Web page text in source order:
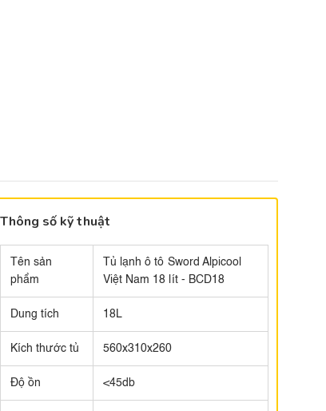
Thông số kỹ thuật
Tên sản
phẩm
Tủ lạnh ô tô Sword Alpicool
Việt Nam 18 lít - BCD18
Dung tích 18L
Kích thước tủ 560x310x260
Độ ồn <45db